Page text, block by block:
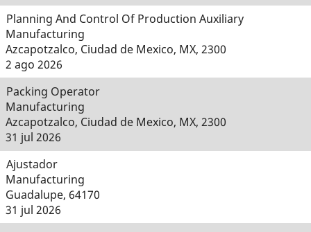
Planning And Control Of Production Auxiliary
Manufacturing
Azcapotzalco, Ciudad de Mexico, MX, 2300
2 ago 2026
Packing Operator
Manufacturing
Azcapotzalco, Ciudad de Mexico, MX, 2300
31 jul 2026
Ajustador
Manufacturing
Guadalupe, 64170
31 jul 2026